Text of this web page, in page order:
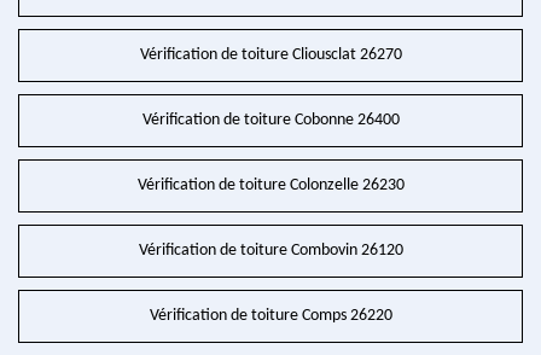
Vérification de toiture Cliousclat 26270
Vérification de toiture Cobonne 26400
Vérification de toiture Colonzelle 26230
Vérification de toiture Combovin 26120
Vérification de toiture Comps 26220